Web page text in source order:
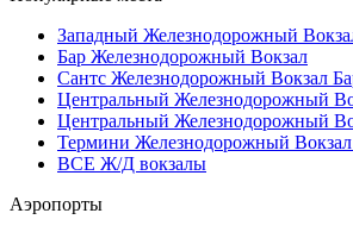
Западный Железнодорожный
Бар Железнодорожный Вокзал
Сантс Железнодорожный Вокзал
Центральный Железнодорожный
Центральный Железнодорожный
Термини Железнодорожный
ВСЕ Ж/Д вокзалы
Аэропорты